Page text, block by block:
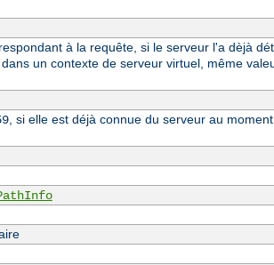
à la requête, si le serveur l'a dèjà
un contexte de serveur virtuel, même
, si elle est déjà connue du serveur au